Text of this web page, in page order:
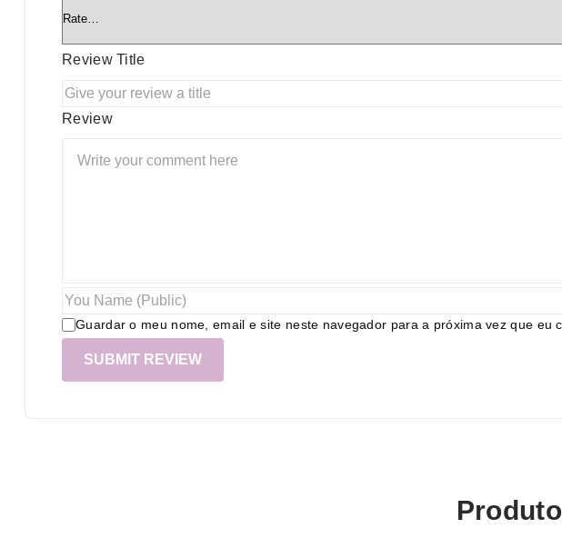
Review Title
Review
Guardar o meu nome, email e site neste navegador para a próxima vez que eu